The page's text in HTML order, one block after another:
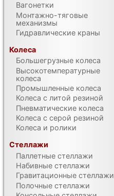
Вагонетки
Монтажно-тяговые
механизмы
Гидравлические краны
Колеса
Большегрузные колеса
Высокотемпературные
колеса
Промышленные колеса
Колеса с литой резиной
Пневматические колеса
Колеса с серой резиной
Колеса и ролики
Стеллажи
Паллетные стеллажи
Набивные стеллажи
Гравитационные стеллажи
Полочные стеллажи